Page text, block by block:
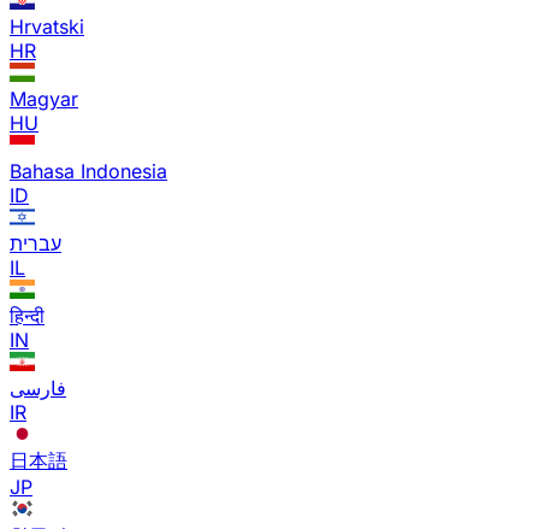
Hrvatski
HR
Magyar
HU
Bahasa Indonesia
ID
עברית
IL
हिन्दी
IN
فارسی
IR
日本語
JP